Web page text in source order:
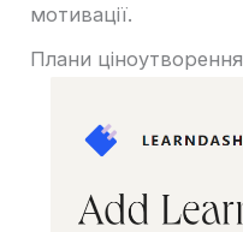
мотивації.
Плани ціноутворення